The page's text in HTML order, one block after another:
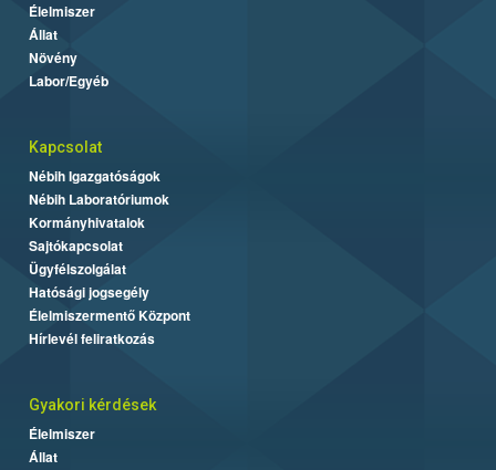
Élelmiszer
Állat
Növény
Labor/Egyéb
Kapcsolat
Nébih Igazgatóságok
Nébih Laboratóriumok
Kormányhivatalok
Sajtókapcsolat
Ügyfélszolgálat
Hatósági jogsegély
Élelmiszermentő Központ
Hírlevél feliratkozás
Gyakori kérdések
Élelmiszer
Állat